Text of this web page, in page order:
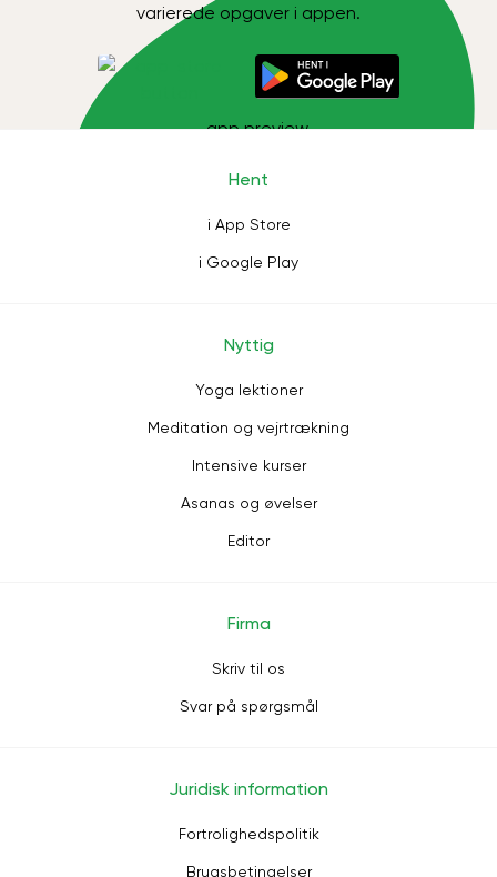
varierede opgaver i appen.
Hent
i App Store
i Google Play
Nyttig
Yoga lektioner
Meditation og vejrtrækning
Intensive kurser
Asanas og øvelser
Editor
Firma
Skriv til os
Svar på spørgsmål
Juridisk information
Fortrolighedspolitik
Brugsbetingelser